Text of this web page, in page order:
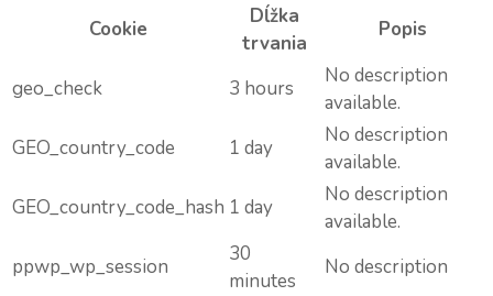
Cookie
Dĺžka
trvania
Popis
geo_check 3 hours
No description
available.
GEO_country_code
1 day
No description
available.
GEO_country_code_hash 1 day
No description
available.
ppwp_wp_session
30
minutes
No description